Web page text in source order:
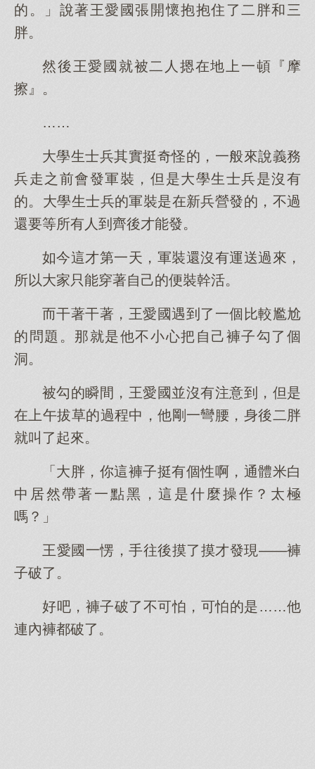
的。」說著王愛國張開懷抱抱住了二胖和三
胖。
然後王愛國就被二人摁在地上一頓『摩
擦』。
……
大學生士兵其實挺奇怪的，一般來說義務
兵走之前會發軍裝，但是大學生士兵是沒有
的。大學生士兵的軍裝是在新兵營發的，不過
還要等所有人到齊後才能發。
如今這才第一天，軍裝還沒有運送過來，
所以大家只能穿著自己的便裝幹活。
而干著干著，王愛國遇到了一個比較尷尬
的問題。那就是他不小心把自己褲子勾了個
洞。
被勾的瞬間，王愛國並沒有注意到，但是
在上午拔草的過程中，他剛一彎腰，身後二胖
就叫了起來。
「大胖，你這褲子挺有個性啊，通體米白
中居然帶著一點黑，這是什麼操作？太極
嗎？」
王愛國一愣，手往後摸了摸才發現——褲
子破了。
好吧，褲子破了不可怕，可怕的是……他
連內褲都破了。